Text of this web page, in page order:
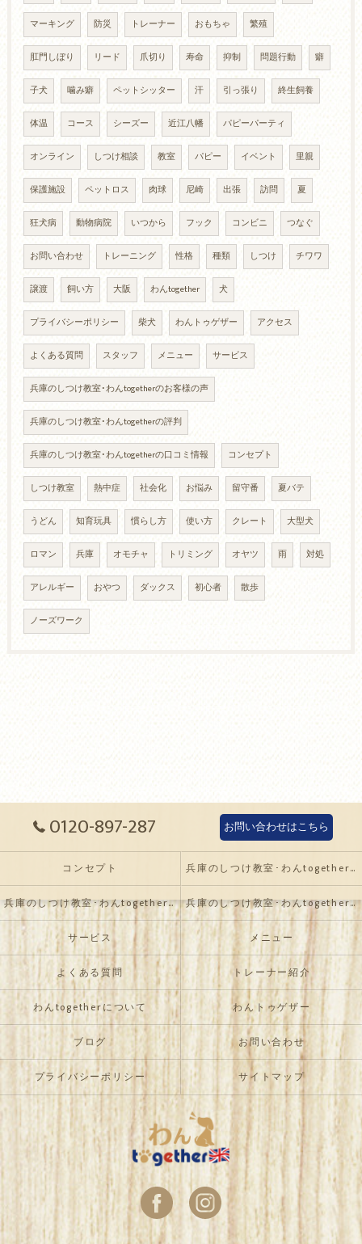
マーキング 防災 トレーナー おもちゃ 繁殖
肛門しぼり リード 爪切り 寿命 抑制 問題行動 癖
子犬 噛み癖 ペットシッター 汗 引っ張り 終生飼養
体温 コース シーズー 近江八幡 パピーパーティ
オンライン しつけ相談 教室 パピー イベント 里親
保護施設 ペットロス 肉球 尼崎 出張 訪問 夏
狂犬病 動物病院 いつから フック コンビニ つなぐ
お問い合わせ トレーニング 性格 種類 しつけ チワワ
譲渡 飼い方 大阪 わんtogether 犬
プライバシーポリシー 柴犬 わんトゥゲザー アクセス
よくある質問 スタッフ メニュー サービス
兵庫のしつけ教室･わんtogetherのお客様の声
兵庫のしつけ教室･わんtogetherの評判
兵庫のしつけ教室･わんtogetherの口コミ情報 コンセプト
しつけ教室 熱中症 社会化 お悩み 留守番 夏バテ
うどん 知育玩具 慣らし方 使い方 クレート 大型犬
ロマン 兵庫 オモチャ トリミング オヤツ 雨 対処
アレルギー おやつ ダックス 初心者 散歩
ノーズワーク
0120-897-287 お問い合わせはこちら
コンセプト 兵庫のしつけ教室･わんtogetherの口コミ情報
兵庫のしつけ教室･わんtogetherの評判 兵庫のしつけ教室･わんtogetherのお客様の声
サービス メニュー
よくある質問 トレーナー紹介
わんtogetherについて わんトゥゲザー
ブログ お問い合わせ
プライバシーポリシー サイトマップ